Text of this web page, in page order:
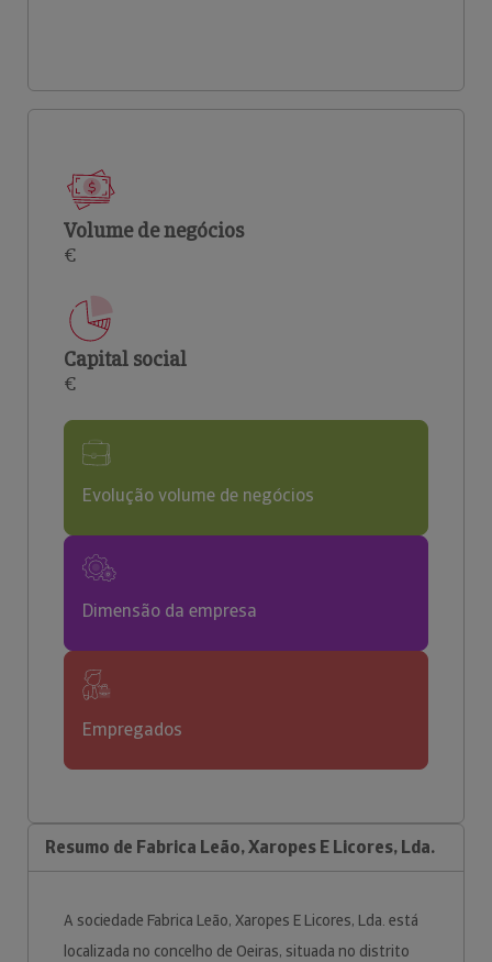
Volume de negócios
€
Capital social
€
Evolução volume de negócios
Dimensão da empresa
Empregados
Resumo de Fabrica Leão, Xaropes E Licores, Lda.
A sociedade Fabrica Leão, Xaropes E Licores, Lda. está
localizada no concelho de Oeiras, situada no distrito